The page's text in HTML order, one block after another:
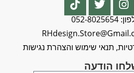
8025654
תנאי שימוש והצהרת נגישות
הודעה